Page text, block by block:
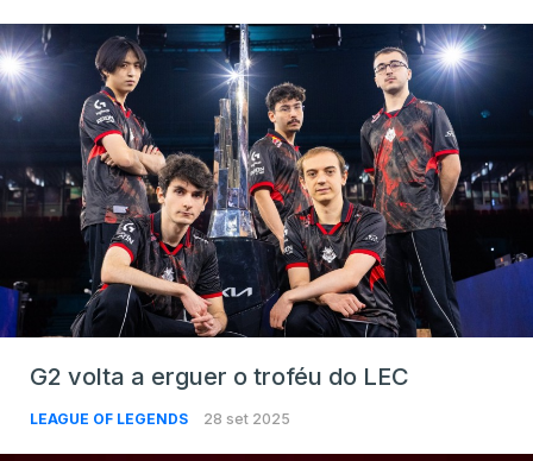
G2 volta a erguer o troféu do LEC
LEAGUE OF LEGENDS 28 set 2025